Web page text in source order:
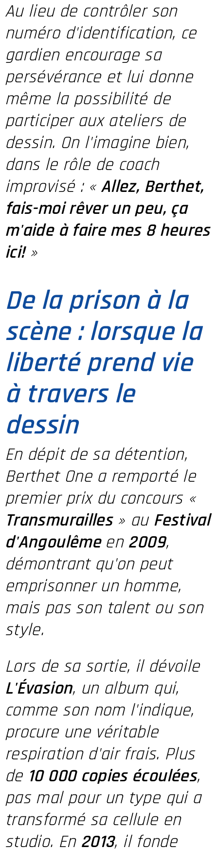
Au lieu de contrôler son
numéro d'identification, ce
gardien encourage sa
persévérance et lui donne
même la possibilité de
participer aux ateliers de
dessin. On l'imagine bien,
dans le rôle de coach
improvisé : «Allez, Berthet,
fais-moi rêver un peu, ça
m'aide à faire mes 8 heures
ici! »
De la prison à la
scène : lorsque la
liberté prend vie
à travers le
dessin
En dépit de sa détention,
Berthet One a remporté le
premier prix du concours «
Transmurailles» au Festival
d'Angoulême en 2009,
démontrant qu'on peut
emprisonner un homme,
mais pas son talent ou son
style.
Lors de sa sortie, il dévoile
L'Évasion, un album qui,
comme son nom l'indique,
procure une véritable
respiration d'air frais. Plus
de 10 000 copies écoulées,
pas mal pour un type qui a
transformé sa cellule en
studio. En 2013, il fonde